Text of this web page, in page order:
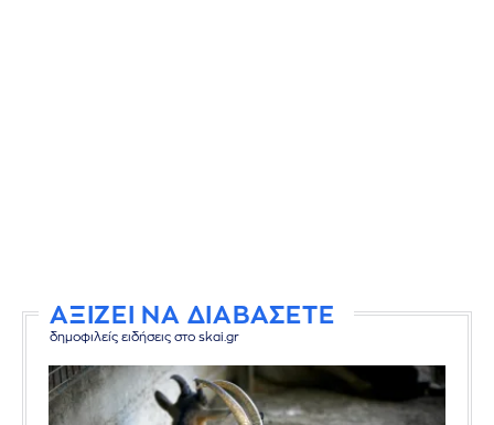
ΑΞΙΖΕΙ ΝΑ ΔΙΑΒΑΣΕΤΕ
δημοφιλείς ειδήσεις στο skai.gr